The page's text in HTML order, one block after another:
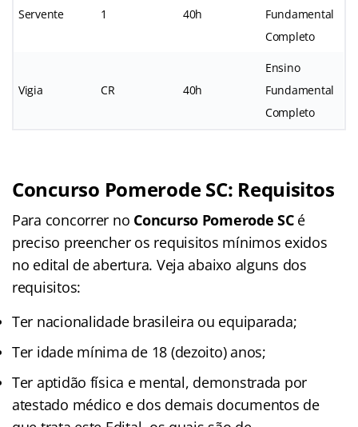
Servente 1 40h
Fundamental
Completo
Vigia CR 40h
Ensino
Fundamental
Completo
Concurso Pomerode SC: Requisitos
Para concorrer no Concurso Pomerode SCé
preciso preencher os requisitos mínimos exidos
no edital de abertura. Veja abaixo alguns dos
requisitos:
Ter nacionalidade brasileira ou equiparada;
Ter idade mínima de 18 (dezoito) anos;
Ter aptidão física e mental, demonstrada por
atestado médico e dos demais documentos de